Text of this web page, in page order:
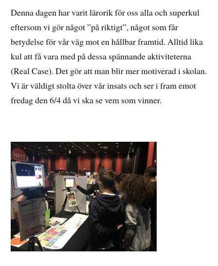
Denna dagen har varit lärorik för oss alla och superkul
eftersom vi gör något ”på riktigt”, något som får
betydelse för vår väg mot en hållbar framtid. Alltid lika
kul att få vara med på dessa spännande aktiviteterna
(Real Case). Det gör att man blir mer motiverad i skolan.
Vi är väldigt stolta över vår insats och ser i fram emot
fredag den 6/4 då vi ska se vem som vinner.